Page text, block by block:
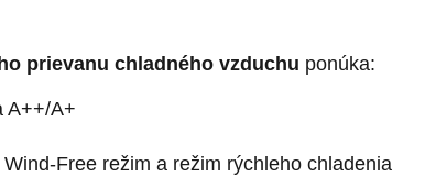
prievanu chladného vzduchu ponúka:
A++/A+
Free režim a režim rýchleho chladenia